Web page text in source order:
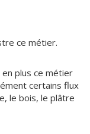
ce métier.
plus ce métier
certains flux
le bois, le plâtre